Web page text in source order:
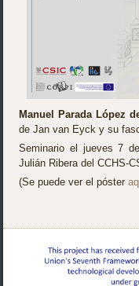
Manuel Parada López
de Jan van Eyck y su
Seminario el jueves 7
Julián Ribera del CCHS-
(Se puede ver el póster